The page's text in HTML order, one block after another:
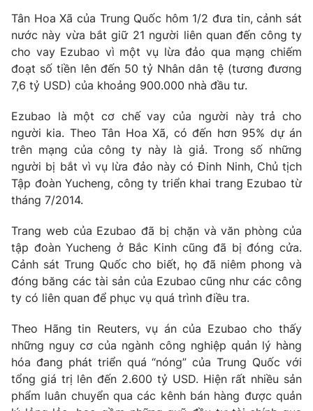
Câu chuyện quốc tế
Tài chính
Thị trường
Góc doanh nghiệp
Dữ liệu và đời sống
Truyền hình
Hậu trường
Nhân vật
Khán giả
Giải trí
Điện ảnh
Âm nhạc
Sao
Đời sống
Du lịch
Làm đẹp
Chất lượng cuộc sống
Giáo dục
Tuyển sinh
Học trực tuyến
Công nghệ
Hitech Công nghệ tương lai
Sản phẩm
Tư vấn
Giao lưu trực tuyến
Chuyên mục khác
Emagazine Podcast
Tân Hoa Xã của Trung Quốc hôm 1/2 đưa tin, cảnh sát
nước này vừa bắt giữ 21 người liên quan đến công ty
cho vay Ezubao vì một vụ lừa đảo qua mạng chiếm
đoạt số tiền lên đến 50 tỷ Nhân dân tệ (tương đương
7,6 tỷ USD) của khoảng 900.000 nhà đầu tư.
Ezubao là một cơ chế vay của người này trả cho
người kia. Theo Tân Hoa Xã, có đến hơn 95% dự án
trên mạng của công ty này là giả. Trong số những
người bị bắt vì vụ lừa đảo này có Đinh Ninh, Chủ tịch
Tập đoàn Yucheng, công ty triển khai trang Ezubao từ
tháng 7/2014.
Trang web của Ezubao đã bị chặn và văn phòng của
tập đoàn Yucheng ở Bắc Kinh cũng đã bị đóng cửa.
Cảnh sát Trung Quốc cho biết, họ đã niêm phong và
đóng băng các tài sản của Ezubao cũng như các công
ty có liên quan để phục vụ quá trình điều tra.
Theo Hãng tin Reuters, vụ án của Ezubao cho thấy
những nguy cơ của ngành công nghiệp quản lý hàng
hóa đang phát triển quá “nóng” của Trung Quốc với
tổng giá trị lên đến 2.600 tỷ USD. Hiện rất nhiều sản
phẩm luân chuyển qua các kênh bán hàng được quản